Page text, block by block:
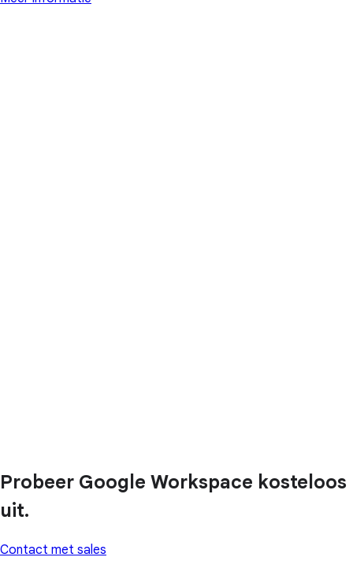
Probeer Google Workspace kosteloos
uit.
Contact met sales